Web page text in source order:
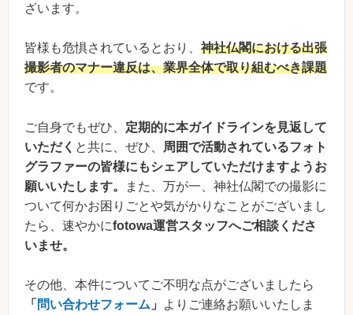
ざいます。
皆様も危惧されているとおり、 神社仏閣における出張
撮影者のマナー違反は、業界全体で取り組むべき課題
です。
ご自身でもぜひ、 定期的に本ガイドラインを見返して
いただく と共に、ぜひ、
周囲で活動されているフォト
グラファーの皆様にもシェアしていただけますようお
願いいたします。
また、万が一、神社仏閣での撮影に
ついて何かお困りごとや気がかりなことがございまし
たら、速やかにfotowa運営スタッフへご相談くださ
いませ。
その他、本件についてご不明な点がございましたら
「 問い合わせフォーム 」
よりご連絡お願いいたしま